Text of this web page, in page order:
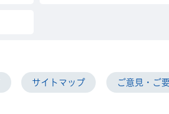
サイトマップ ご意見・ご